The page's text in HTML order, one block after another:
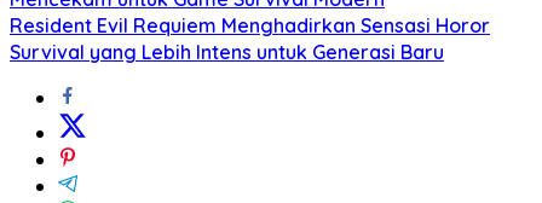
Resident Evil Requiem Menghadirkan Sensasi Horor
Survival yang Lebih Intens untuk Generasi Baru